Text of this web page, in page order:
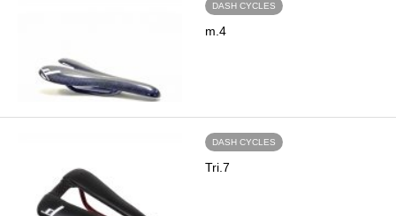
DASH CYCLES
m.4
DASH CYCLES
Tri.7